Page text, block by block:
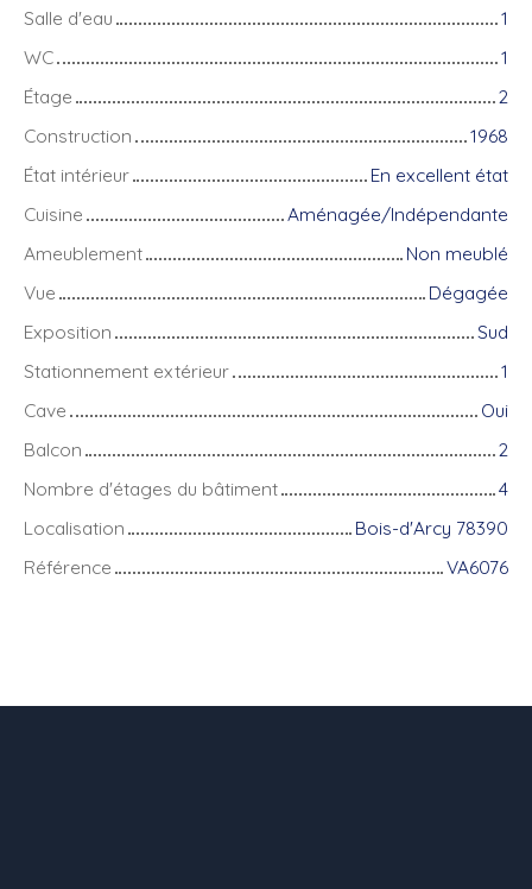
Salle d'eau
1
WC
1
Étage
2
Construction
1968
État intérieur
En excellent état
Cuisine
Aménagée/Indépendante
Ameublement
Non meublé
Vue
Dégagée
Exposition
Sud
Stationnement extérieur
1
Cave
Oui
Balcon
2
Nombre d'étages du bâtiment
4
Localisation
Bois-d'Arcy 78390
Référence
VA6076